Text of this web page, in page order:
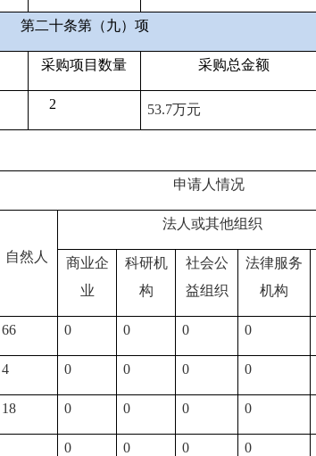
第二十条第（九）项
采购项目数量 采购总金额
2 53.7万元
申请人情况
自然人
法人或其他组织
商业企
业
科研机
构
社会公
益组织
法律服务
机构
66 0 0 0 0
4 0 0 0 0
18 0 0 0 0
0 0 0 0